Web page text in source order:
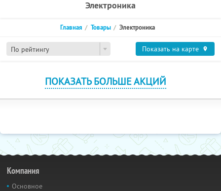
Электроника
По рейтингу
Главная Товары Электроника
Показать на карте
ПОКАЗАТЬ БОЛЬШЕ АКЦИЙ
Компания
Основное